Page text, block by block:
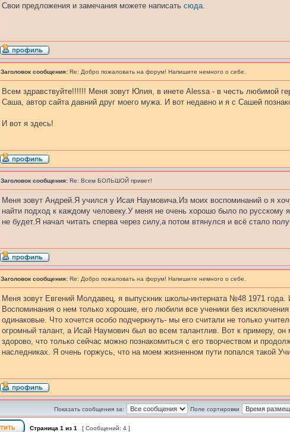
Свои предложения и замечания можете написать сюда.
Заголовок сообщения: Re: Добро пожаловать на форум! Напишите немного о себе.
Всем здравствуйте!!!!!! Меня зовут Юлия, в инете Alessa - в честь любимой
Саша, автор сайта давний друг моего мужа. И вот недавно и я с Сашей
И вот я здесь!
Заголовок сообщения: Re: Всем БОЛЬШОЙ привет!
Меня зовут Андрей.Я учился у Исая Наумовича.Из моих воспоминаний о я
найти подход к каждому человеку.У меня не очень хорошо было по русскому
не будет.Я начал читать сперва через силу,а потом втянулся и всё стало
Заголовок сообщения: Re: Добро пожаловать на форум! Напишите немного о себе.
Меня зовут Евгений Молдавец, я выпускник школы-интерната №48 1971
Воспоминания о нем только хорошие, его любили все ученики без
одинаковые. Что хочется особо подчеркнуть- мы его считали не только
огромный талант, а Исай Наумович был во всем талантлив. Вот к примеру,
здорово, что только сейчас можно познакомиться с его творчеством и
наследниках. Я очень горжусь, что на моем жизненном пути попался такой
Показать сообщения за: Поле сортировки
Страница 1 из 1 [ Сообщений: 4 ]